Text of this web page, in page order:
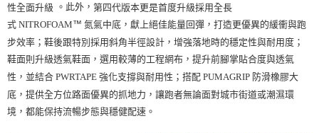
性全面升級 。此外， 第四代版本更是首度升級採用全長
式 NITROFOAM™ 氮氣中底，獻上絕佳能量回彈，打造更優異的緩衝與跑
步效率；鞋後跟特別採用斜角半徑設計，增強落地時的穩定性與耐用度；
鞋面則升級透氣鞋面，選用較薄的工程網布，提升前腳掌貼合度與透氣
性，並結合 PWRTAPE 強化支撐與耐用性；搭配 PUMAGRIP 防滑橡膠大
底，提供全方位路面優異的抓地力，讓跑者無論面對城市街道或潮濕環
境，都能保持流暢步態與穩健配速。